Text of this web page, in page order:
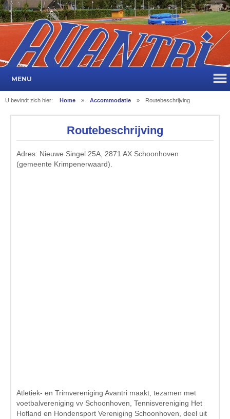
MENU
U bevindt zich hier: Home » Accommodatie » Routebeschrijving
Routebeschrijving
Adres: Nieuwe Singel 25A, 2871 AX Schoonhoven
(gemeente Krimpenerwaard).
Atletiek- en Trimvereniging Avantri maakt, tezamen met
voetbalvereniging vv Schoonhoven, Tennisvereniging Het
Hofland en Hondensport Vereniging Schoonhoven, deel uit